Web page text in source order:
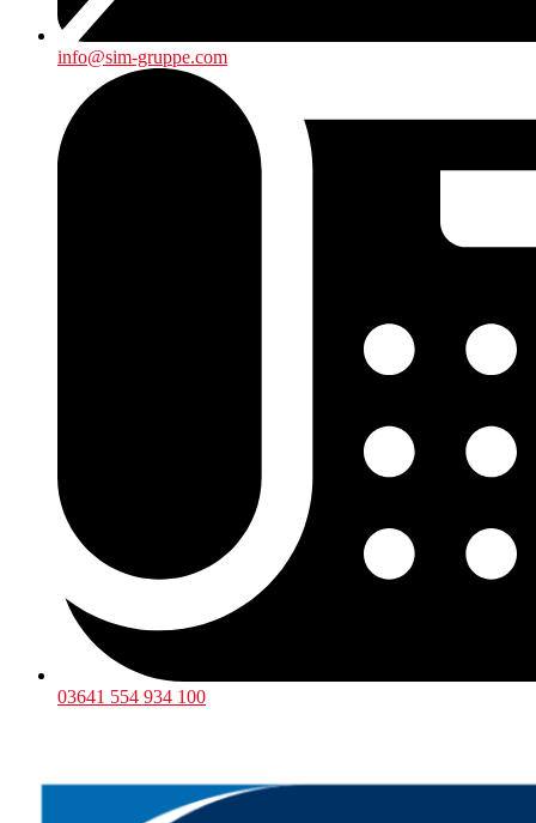
info@sim-gruppe.com
03641 554 934 100